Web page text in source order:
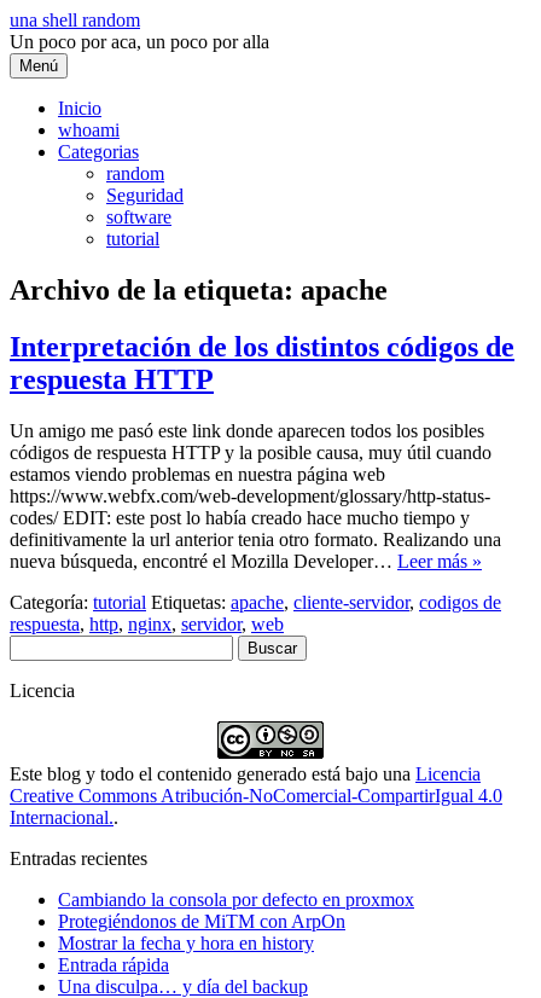
Saltar
al
contenido
una shell random
Un poco por aca, un poco por alla
Menú
Inicio
whoami
Categorias
random
Seguridad
software
tutorial
Archivo de la etiqueta: apache
Interpretación de los distintos códigos de
respuesta HTTP
Un amigo me pasó este link donde aparecen todos los posibles
códigos de respuesta HTTP y la posible causa, muy útil cuando
estamos viendo problemas en nuestra página web
https://www.webfx.com/web-development/glossary/http-status-
codes/ EDIT: este post lo había creado hace mucho tiempo y
definitivamente la url anterior tenia otro formato. Realizando una
nueva búsqueda, encontré el Mozilla Developer… Leer más »
Categoría: tutorial Etiquetas: apache, cliente-servidor, codigos de
respuesta, http, nginx, servidor, web
Licencia
Este blog y todo el contenido generado está bajo una Licencia
Creative Commons Atribución-NoComercial-CompartirIgual 4.0
Internacional..
Entradas recientes
Cambiando la consola por defecto en proxmox
Protegiéndonos de MiTM con ArpOn
Mostrar la fecha y hora en history
Entrada rápida
Una disculpa… y día del backup